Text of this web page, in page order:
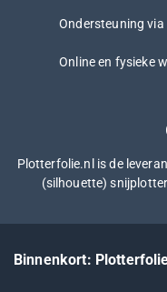
Ondersteuning via
Online en fysieke
Plotterfolie.nl is de
(silhouette)
Binnenkort: